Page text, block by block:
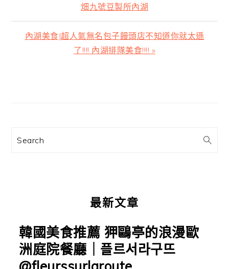
文
章:
畑九號豆製所內湖
下
內湖美食|超人氣無名包子饅頭店不知道你就太遜
了!!!! 內湖排隊美食!!!! »
訊
Search
最新文章
韓國美食推薦 狎鷗亭的浪漫歐
洲庭院餐廳｜플르서라구뜨